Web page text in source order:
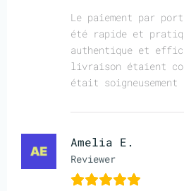
Le paiement par
été rapide et
authentique et
livraison étaient
était soigneusement
Amelia E.
Reviewer